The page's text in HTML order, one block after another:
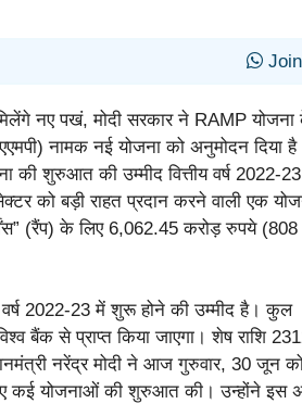
नए पखं, मोदी सरकार ने RAMP योजना
नामक नई योजना को अनुमोदन दिया
शुरुआत की उम्मीद वित्तीय वर्ष 2022-
को बड़ी राहत प्रदान करने वाली एक
(रैंप) के लिए 6,062.45 करोड़ रुपये (808
वर्ष 2022-23 में शुरू होने की उम्मीद है। कुल
बैंक से प्राप्त किया जाएगा। शेष राशि
नरेंद्र मोदी ने आज गुरुवार, 30 जून को
लिए कई योजनाओं की शुरुआत की। उन्होंने इस